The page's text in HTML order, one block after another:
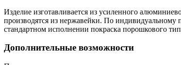
Изделие изготавливается из усиленного
производятся из нержавейки. По
стандартном исполнении покраска порошкового
Дополнительные возможности